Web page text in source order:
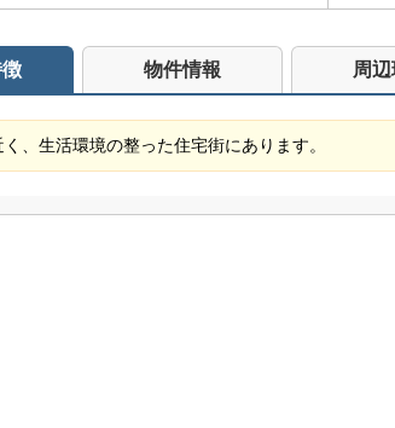
物件情報 周
、生活環境の整った住宅街にあります。